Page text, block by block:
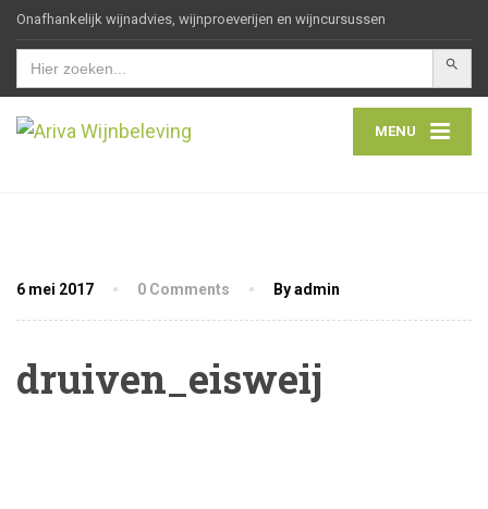
Onafhankelijk wijnadvies, wijnproeverijen en wijncursussen
Zoek
naar:
MENU
6 mei 2017 0 Comments By admin
druiven_eisweij